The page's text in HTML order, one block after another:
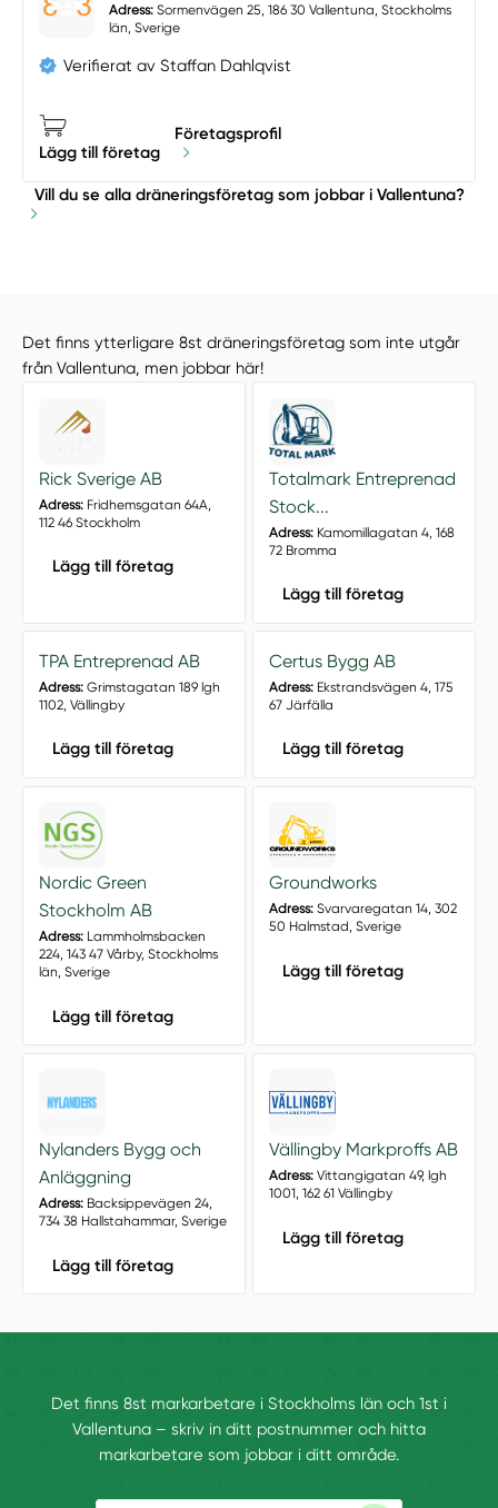
Adress: Sormenvägen 25, 186 30 Vallentuna, Stockholms
län, Sverige
Verifierat av Staffan Dahlqvist
Lägg till företag
Företagsprofil
Vill du se alla dräneringsföretag som jobbar i Vallentuna?
Det finns ytterligare 8st dräneringsföretag som inte utgår
från Vallentuna, men jobbar här!
Rick Sverige AB
Adress:Fridhemsgatan 64A,
112 46 Stockholm
Lägg till företag
Totalmark Entreprenad
Stock...
Adress:Kamomillagatan 4, 168
72 Bromma
Lägg till företag
TPA Entreprenad AB
Adress:Grimstagatan 189 lgh
1102, Vällingby
Lägg till företag
Certus Bygg AB
Adress:Ekstrandsvägen 4, 175
67 Järfälla
Lägg till företag
Nordic Green
Stockholm AB
Adress:Lammholmsbacken
224, 143 47 Vårby, Stockholms
län, Sverige
Lägg till företag
Groundworks
Adress:Svarvaregatan 14, 302
50 Halmstad, Sverige
Lägg till företag
Nylanders Bygg och
Anläggning
Adress:Backsippevägen 24,
734 38 Hallstahammar, Sverige
Lägg till företag
Vällingby Markproffs AB
Adress:Vittangigatan 49, lgh
1001, 162 61 Vällingby
Lägg till företag
Det finns 8st markarbetare i Stockholms län och 1st i
Vallentuna – skriv in ditt postnummer och hitta
markarbetare som jobbar i ditt område.